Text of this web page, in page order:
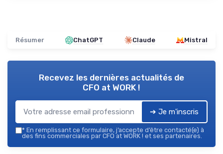
Résumer ChatGPT Claude Mistral
Recevez les dernières actualités de
CFO at WORK !
➔ Je m'inscris
* En remplissant ce formulaire, j’accepte d’être contacté(e) à
des fins commerciales par CFO at WORK ! et ses partenaires.